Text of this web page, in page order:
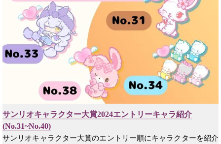
サンリオキャラクター大賞2024エントリーキャラ紹介
(No.31~No.40)
サンリオキャラクター大賞のエントリー順にキャラクターを紹介